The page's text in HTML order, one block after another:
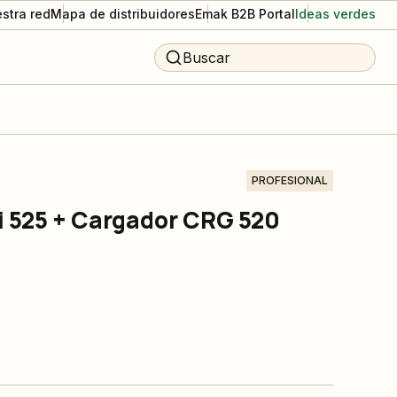
redMapa de distribuidoresEmak B2B PortalIdeas verdes
Buscar
PROFESIONAL
+ Cargador CRG 520